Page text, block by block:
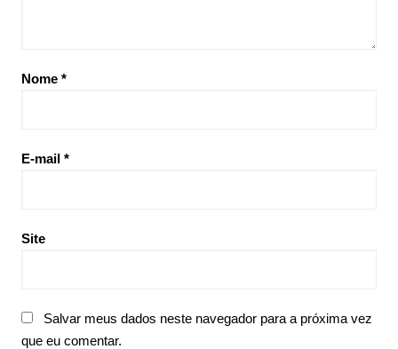
Nome *
E-mail *
Site
Salvar meus dados neste navegador para a próxima vez
que eu comentar.